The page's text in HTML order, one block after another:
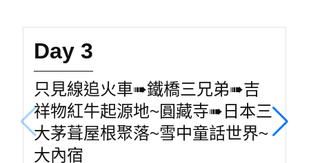
Day 3
只見線追火車➠鐵橋三兄弟➠吉
祥物紅牛起源地~圓藏寺➠日本三
大茅葺屋根聚落~雪中童話世界~
大內宿